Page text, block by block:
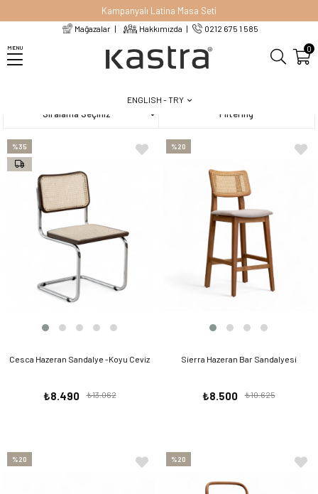
MENU
Kampanyalı Latina Masa Seti
Mağazalar Hakkımızda 0212 675 1 585
ENGLISH - TRY
0
Filtering
Sort
Cesca Hazeran Sandalye -Koyu Ceviz
₺8.490 ₺13.062
%35
Sierra Hazeran Bar Sandalyesi
₺8.500 ₺10.625
%20
%20 %20